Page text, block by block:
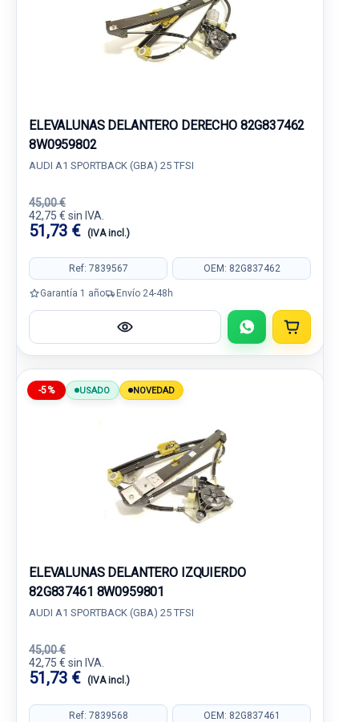
ELEVALUNAS DELANTERO DERECHO 82G837462
8W0959802
AUDI A1 SPORTBACK (GBA) 25 TFSI
45,00 €
42,75 € sin IVA.
51,73 € (IVA incl.)
Ref: 7839567 OEM: 82G837462
Garantía 1 año Envío 24-48h
-5% USADO NOVEDAD
ELEVALUNAS DELANTERO IZQUIERDO
82G837461 8W0959801
AUDI A1 SPORTBACK (GBA) 25 TFSI
45,00 €
42,75 € sin IVA.
51,73 € (IVA incl.)
Ref: 7839568 OEM: 82G837461